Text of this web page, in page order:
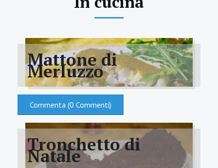
Mattone di
Merluzzo
Commenta (0 Commenti)
Tronchetto di
Natale